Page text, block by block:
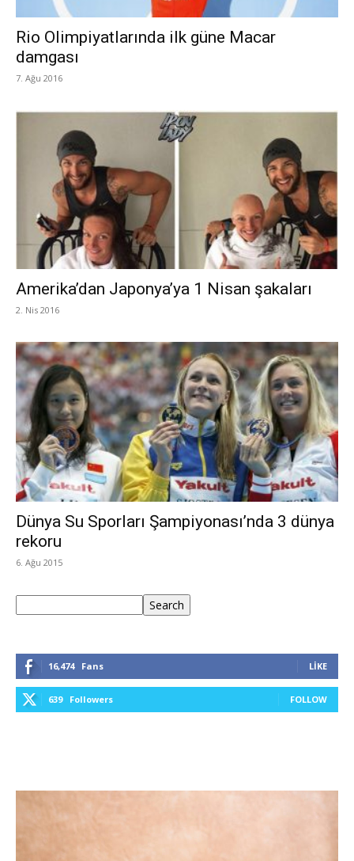
Rio Olimpiyatlarında ilk güne Macar
damgası
7. Ağu 2016
Amerika’dan Japonya’ya 1 Nisan şakaları
2. Nis 2016
Dünya Su Sporları Şampiyonası’nda 3 dünya
rekoru
6. Ağu 2015
Search
16,474 Fans LIKE
639 Followers FOLLOW